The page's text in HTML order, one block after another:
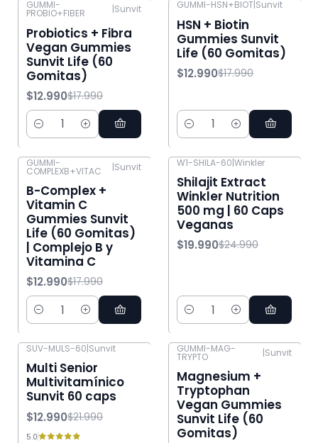
-28% OFF
GUMMI-
PROBIO+FIBER |Sunvit
Probiotics + Fibra
Vegan Gummies
Sunvit Life (60
Gomitas)
$12.990$17.990
Cantidad
GUMMI-HSN+BIOT|Sunvit
HSN + Biotin
Gummies Sunvit
Life (60 Gomitas)
$12.990$17.990
Cantidad
-28% OFF
GUMMI-
COMPLEXB+VITAC |Sunvit
B-Complex +
Vitamin C
Gummies Sunvit
Life (60 Gomitas)
| Complejo B y
Vitamina C
$12.990$17.990
Cantidad
W1-SHILA-60|Winkler
Shilajit Extract
Winkler Nutrition
500 mg | 60 Caps
Veganas
$19.990$24.990
Cantidad
SUV-MULS-60|Sunvit
Multi Senior
Multivitamínico
Sunvit 60 caps
$12.990$21.990
5.0
-28% OFF
GUMMI-MAG-
TRYPTO |Sunvit
Magnesium +
Tryptophan
Vegan Gummies
Sunvit Life (60
Gomitas)